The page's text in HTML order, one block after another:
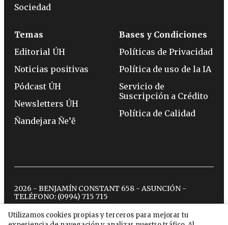
Utilizamos cookies propias y terceros para mejorar tu
Sociedad
Temas
Editorial ÚH
Noticias positivas
Pódcast ÚH
Newsletters ÚH
Ñandejara Ñe’ẽ
Bases y Condiciones
Políticas de Privacidad
Política de uso de la IA
Servicio de
Suscripción a Crédito
Política de Calidad
2026 - BENJAMÍN CONSTANT 658 - ASUNCIÓN -
TELÉFONO: (0994) 715 715